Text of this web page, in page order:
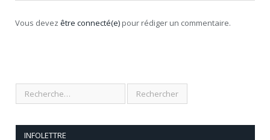
Vous devez être connecté(e) pour rédiger un commentaire.
INFOLETTRE